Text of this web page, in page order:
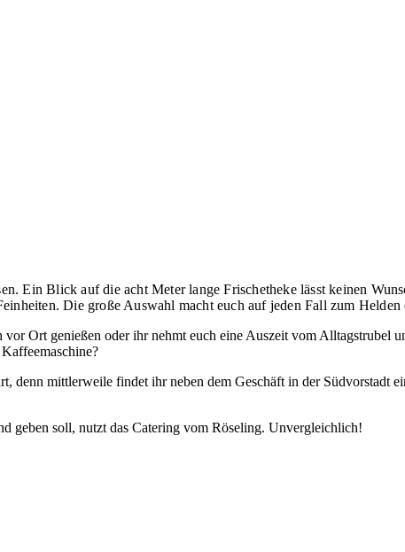
Ein Blick auf die acht Meter lange Frischetheke lässt keinen
Die große Auswahl macht euch auf jeden Fall zum
Ort genießen oder ihr nehmt euch eine Auszeit vom
denn mittlerweile findet ihr neben dem Geschäft in der Südvorstadt
geben soll, nutzt das Catering vom Röseling. Unvergleichlich!